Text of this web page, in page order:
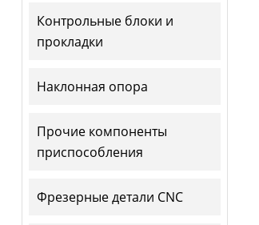
Контрольные блоки и
прокладки
Наклонная опора
Прочие компоненты
приспособления
Фрезерные детали CNC